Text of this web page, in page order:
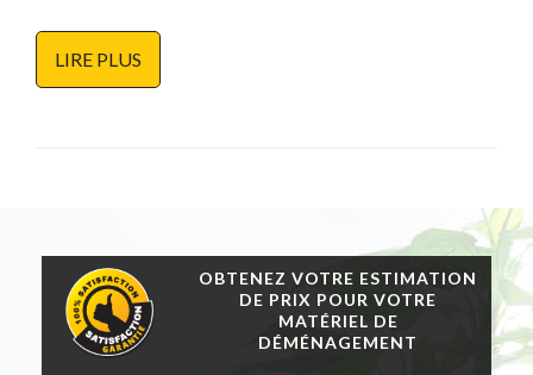
LIRE PLUS
OBTENEZ VOTRE ESTIMATION
DE PRIX POUR VOTRE
MATÉRIEL DE
DÉMÉNAGEMENT